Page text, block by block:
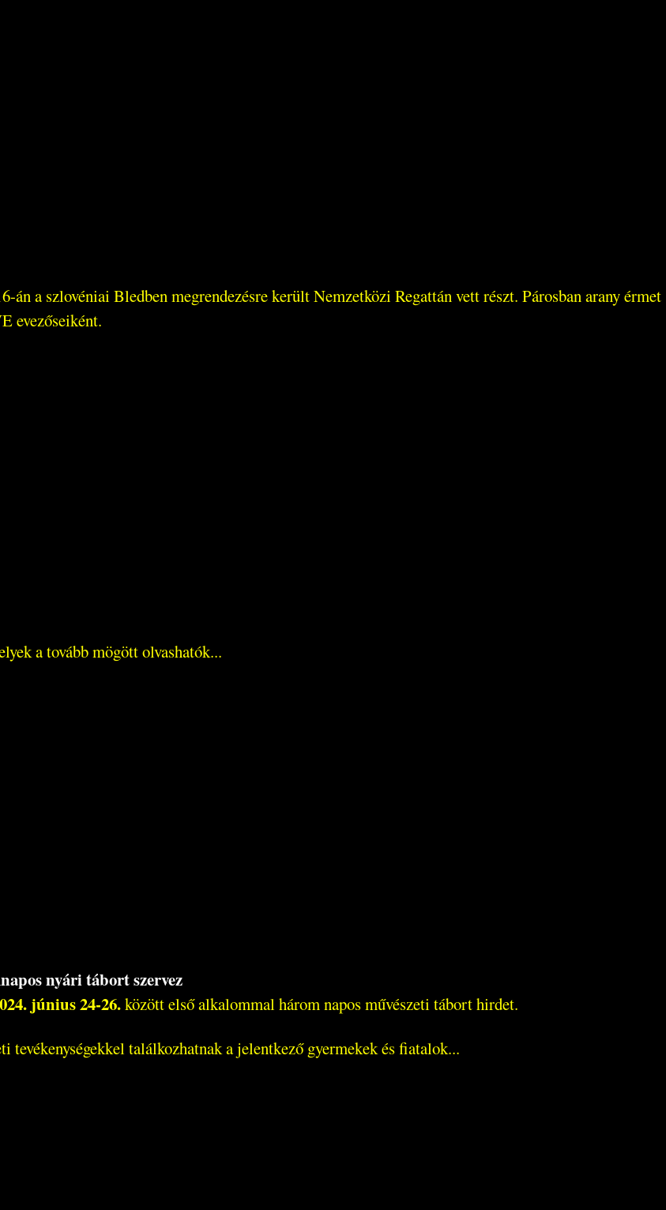
a szlovéniai Bledben megrendezésre került Nemzetközi Regattán vett részt. Párosban arany érmet
evezőseiként.
a tovább mögött olvashatók...
nyári tábort szervez
június 24-26.között első alkalommal három napos művészeti tábort hirdet.
találkozhatnak a jelentkező gyermekek és fiatalok...